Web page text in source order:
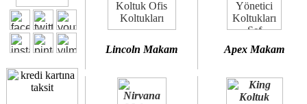
Lincoln Makam Apex Makam